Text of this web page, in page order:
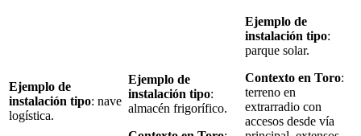
Ejemplo de
instalación tipo: nave
logística.
Ejemplo de
instalación tipo:
almacén frigorífico.
Ejemplo de
instalación tipo:
parque solar.
Contexto en Toro:
terreno en
extrarradio con
accesos desde vía